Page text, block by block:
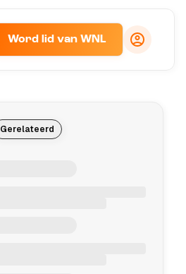
Word lid van WNL
Gerelateerd